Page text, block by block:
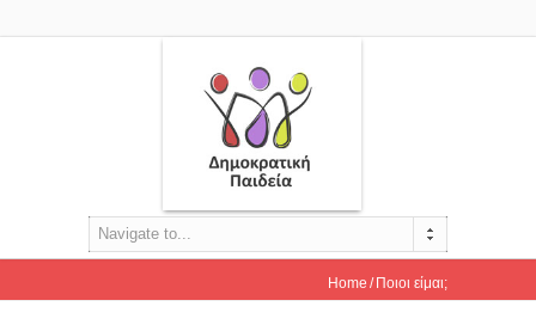
Navigate to...
Home Ποιοι είμαι;